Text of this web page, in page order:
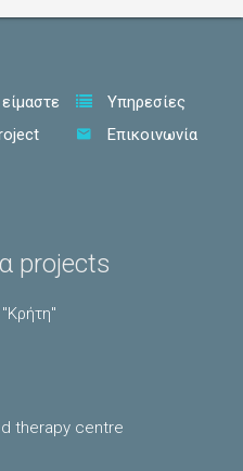
Υπηρεσίες
Επικοινωνία
projects
"Κρήτη"
therapy centre